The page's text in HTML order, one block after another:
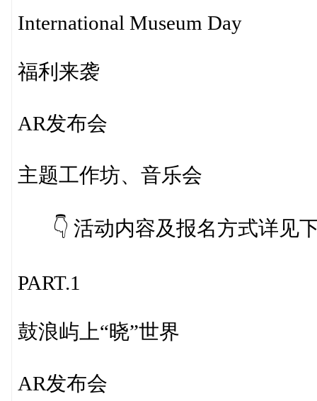
International Museum Day
福利来袭
AR发布会
主题工作坊、音乐会
👇 活动内容及报名方式详见
PART.1
鼓浪屿上“晓”世界
AR发布会